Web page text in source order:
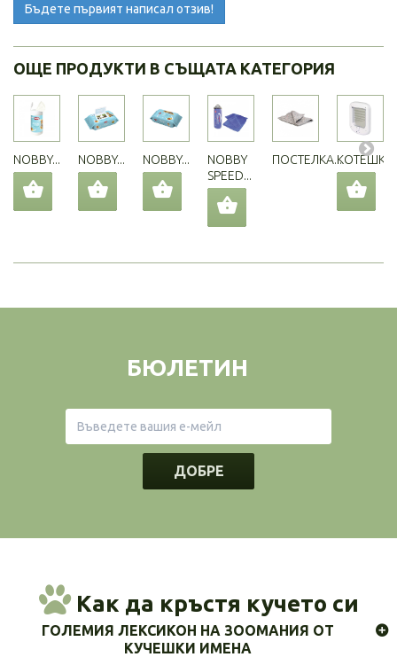
Бъдете първият написал отзив!
ОЩЕ ПРОДУКТИ В СЪЩАТА КАТЕГОРИЯ
NOBBY... NOBBY... NOBBY...
NOBBY
SPEED...
ПОСТЕЛКА...
БЮЛЕТИН
ДОБРЕ
Как да кръстя кучето си
ГОЛЕМИЯ ЛЕКСИКОН НА ЗООМАНИЯ ОТ
КУЧЕШКИ ИМЕНА